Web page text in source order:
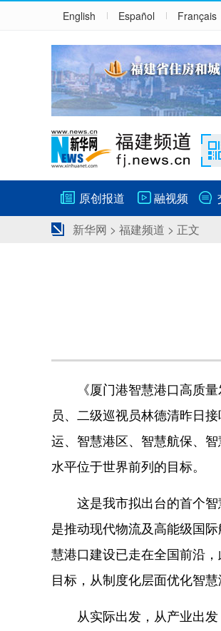
English Español Français
原创报道 融视频
新华网 > 福建频道 > 正文
《厦门港智慧港口高质量
员、二级巡视员林德清昨日
运、智慧港区、智慧航保、
水平位于世界前列的目标。
这是我市拟出台的首个智
是推动现代物流及高能级国
慧港口建设已走在全国前沿
目标，从制度化层面优化智
从实际出发，从产业出发